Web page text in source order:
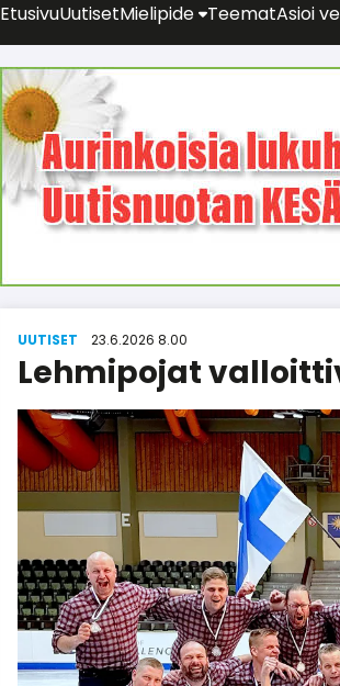
EtusivuUutisetMielipide TeematAsioi
UUTISET 23.6.2026 8.00
Lehmipojat